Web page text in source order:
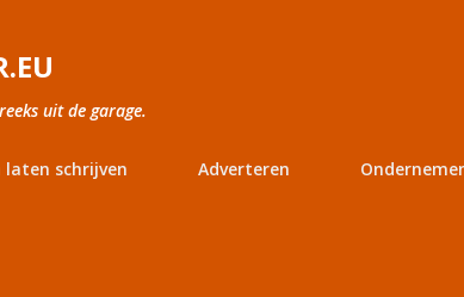
uit de garage.
laten schrijven Adverteren